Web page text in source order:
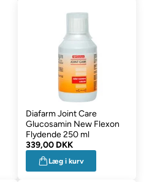
Diafarm Joint Care
Glucosamin New Flexon
Flydende 250 ml
339,00 DKK
Læg i kurv